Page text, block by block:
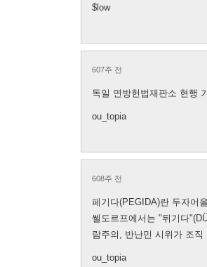
$low
607주 전
독일 연방헌법재판소 현행
ou_topia
608주 전
페기다(PEGIDA)란 두자어
쎌도르프에서는 "뒤기다
람주의, 반난민 시위가 조직
ou_topia